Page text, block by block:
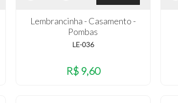
Lembrancinha - Casamento -
Pombas
LE-036
R$ 9,60